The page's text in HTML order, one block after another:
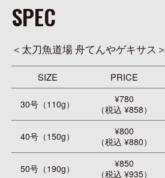
SPEC
＜太刀魚道場 舟てんやゲキサス＞
SIZE PRICE
30号（110g）
¥780
（税込 ¥858）
40号（150g）
¥800
（税込 ¥880）
50号（190g）
¥850
（税込 ¥935）